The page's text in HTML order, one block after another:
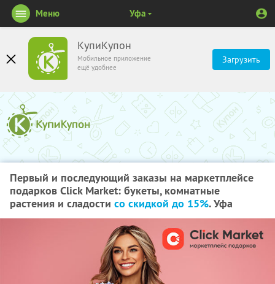
КупиКупон
Мобильное приложение
ещё удобнее
Загрузить
Меню Уфа
Первый и последующий заказы на маркетплейсе
подарков Click Market: букеты, комнатные
растения и сладости со скидкой до 15%. Уфа